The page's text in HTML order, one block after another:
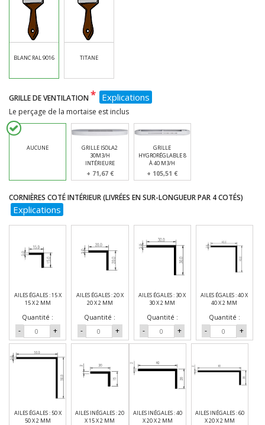
BLANC RAL 9016 TITANE
GRILLE DE VENTILATION* Explications
Le perçage de la mortaise est inclus
AUCUNE
GRILLE ISOLA2
30M3/H
INTÉRIEURE
+ 71,67 €
GRILLE
HYGRORÉGLABLE 8
À 40 M3/H
+ 105,51 €
CORNIÈRES COTÉ INTÉRIEUR (LIVRÉES EN SUR-LONGUEUR PAR 4 COTÉS)
Explications
AILES ÉGALES : 15 X
15 X 2 MM
Quantité :
- +
AILES ÉGALES : 20 X
20 X 2 MM
Quantité :
- +
AILES ÉGALES : 30 X
30 X 2 MM
Quantité :
- +
AILES ÉGALES : 40 X
40 X 2 MM
Quantité :
- +
AILES ÉGALES : 50 X
50 X 2 MM
AILES INÉGALES : 20
X 15 X 2 MM
AILES INÉGALES : 40
X 20 X 2 MM
AILES INÉGALES : 60
X 20 X 2 MM